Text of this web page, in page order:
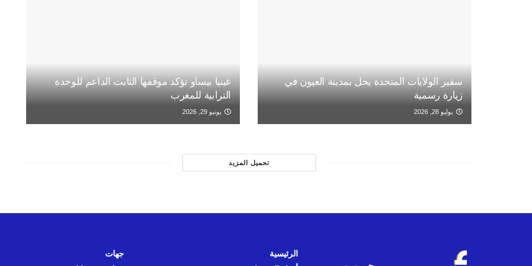
سفير الولايات المتحدة يحل بمدينة العيون في
زيارة رسمية
يوليو 28, 2026
غينيا بيساو تؤكد موقفها الثابت الداعم للوحدة
الترابية للمغرب
يونيو 29, 2026
تحميل المزيد
الرئيسية
جهات